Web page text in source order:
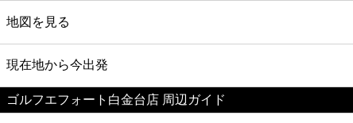
グルメ
映画
美容
地図を見る
現在地から今出発
ゴルフエフォート白金台店 周辺ガイド